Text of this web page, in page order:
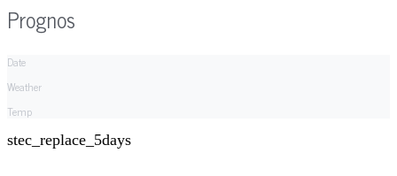
Prognos
Date
Weather
Temp
stec_replace_5days